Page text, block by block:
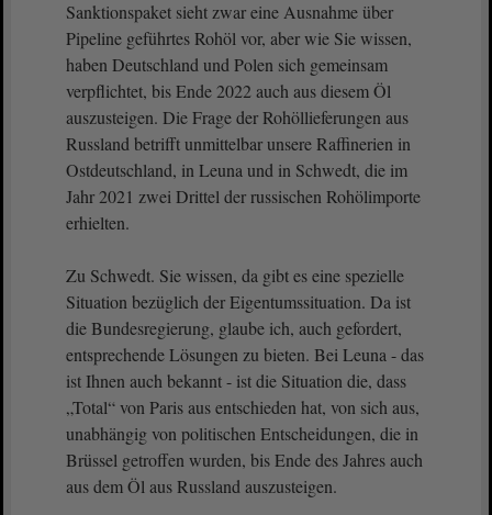
Sanktionspaket sieht zwar eine Ausnahme über
Pipeline geführtes Rohöl vor, aber wie Sie wissen,
haben Deutschland und Polen sich gemeinsam
verpflichtet, bis Ende 2022 auch aus diesem Öl
auszusteigen. Die Frage der Rohöllieferungen aus
Russland betrifft unmittelbar unsere Raffinerien in
Ostdeutschland, in Leuna und in Schwedt, die im
Jahr 2021 zwei Drittel der russischen Rohölimporte
erhielten.
Zu Schwedt. Sie wissen, da gibt es eine spezielle
Situation bezüglich der Eigentumssituation. Da ist
die Bundesregierung, glaube ich, auch gefordert,
entsprechende Lösungen zu bieten. Bei Leuna - das
ist Ihnen auch bekannt - ist die Situation die, dass
„Total“ von Paris aus entschieden hat, von sich aus,
unabhängig von politischen Entscheidungen, die in
Brüssel getroffen wurden, bis Ende des Jahres auch
aus dem Öl aus Russland auszusteigen.